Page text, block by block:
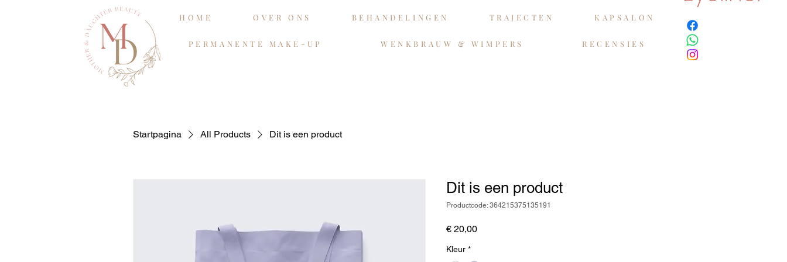
HOME OVER ONS BEHANDELINGEN TRAJECTEN KAPSALON
PERMANENTE MAKE-UP WENKBRAUW & WIMPERS RECENSIES
Startpagina All Products Dit is een product
Dit is een product
Productcode: 364215375135191
€ 20,00Prijs
Kleur *